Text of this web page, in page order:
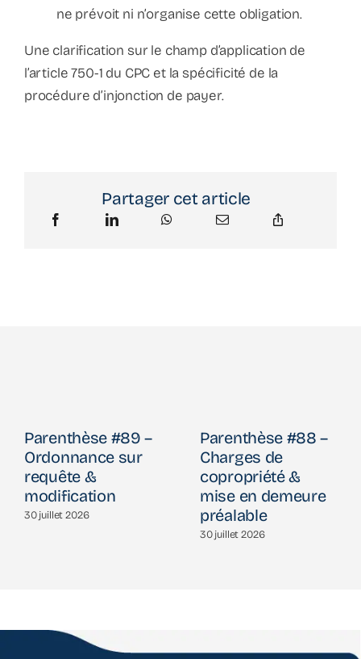
ne prévoit ni n’organise cette obligation.
Une clarification sur le champ d’application de
l’article 750-1 du CPC et la spécificité de la
procédure d’injonction de payer.
Partager cet article
Parenthèse #89 –
Ordonnance sur
requête &
modification
30 juillet 2026
Parenthèse #88 –
Charges de
copropriété &
mise en demeure
préalable
30 juillet 2026